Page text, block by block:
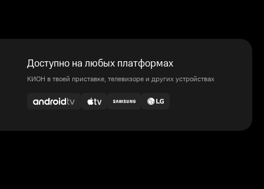
Доступно на любых платформах
КИОН в твоей приставке, телевизоре и других устройствах